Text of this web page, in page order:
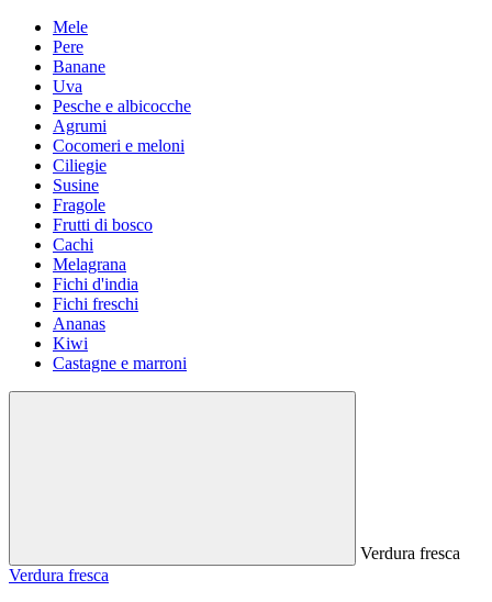
Mele
Pere
Banane
Uva
Pesche e albicocche
Agrumi
Cocomeri e meloni
Ciliegie
Susine
Fragole
Frutti di bosco
Cachi
Melagrana
Fichi d'india
Fichi freschi
Ananas
Kiwi
Castagne e marroni
Verdura fresca
Verdura fresca